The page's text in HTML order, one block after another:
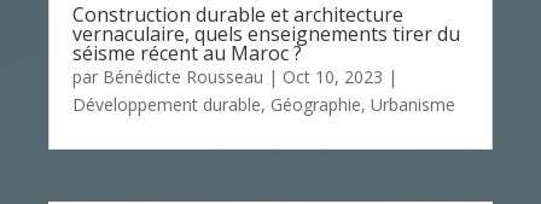
Construction durable et architecture
vernaculaire, quels enseignements tirer du
séisme récent au Maroc ?
par Bénédicte Rousseau | Oct 10, 2023 |
Développement durable, Géographie, Urbanisme